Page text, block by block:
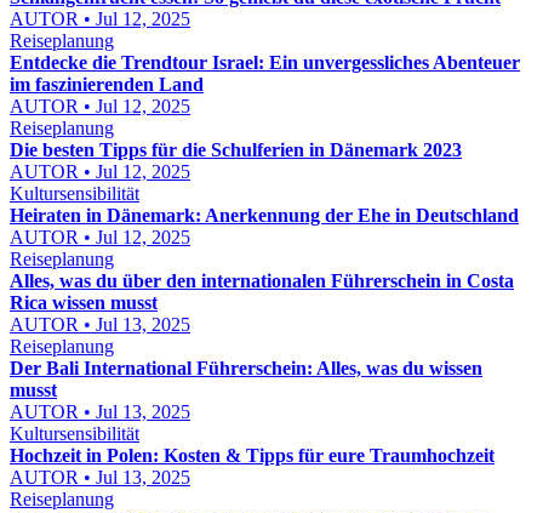
AUTOR • Jul 12, 2025
Reiseplanung
Entdecke die Trendtour Israel: Ein unvergessliches Abenteuer
im faszinierenden Land
AUTOR • Jul 12, 2025
Reiseplanung
Die besten Tipps für die Schulferien in Dänemark 2023
AUTOR • Jul 12, 2025
Kultursensibilität
Heiraten in Dänemark: Anerkennung der Ehe in Deutschland
AUTOR • Jul 12, 2025
Reiseplanung
Alles, was du über den internationalen Führerschein in Costa
Rica wissen musst
AUTOR • Jul 13, 2025
Reiseplanung
Der Bali International Führerschein: Alles, was du wissen
musst
AUTOR • Jul 13, 2025
Kultursensibilität
Hochzeit in Polen: Kosten & Tipps für eure Traumhochzeit
AUTOR • Jul 13, 2025
Reiseplanung